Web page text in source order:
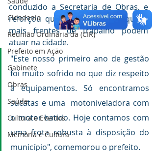
Cidadania
Reunião Ordinária da (CIR)
Prefeito em Ação
Gabinete
Obras
Saúde
Cultura e Eventos
Memória e Cultura
conduzido a Secretaria de Obras, e
reforçou que com a nova máquina,
mais frentes de trabalho podem
atuar na cidade.
"Este nosso primeiro ano de gestão
foi muito sofrido no que diz respeito
à equipamentos. Só encontramos
sucatas e uma  motoniveladora com
o motor batido. Hoje contamos com
uma frota robusta à disposição do
município", comemorou o prefeito.